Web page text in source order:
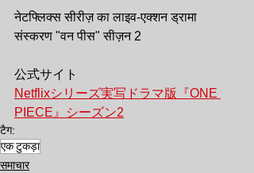
नेटफ्लिक्स सीरीज़ का लाइव-एक्शन ड्रामा
संस्करण "वन पीस" सीज़न 2
公式サイト
Netflixシリーズ実写ドラマ版『ONE
PIECE』シーズン2
टैग:
एक टुकड़ा
समाचार